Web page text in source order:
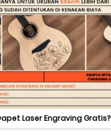
Laser Engraving Gratis?